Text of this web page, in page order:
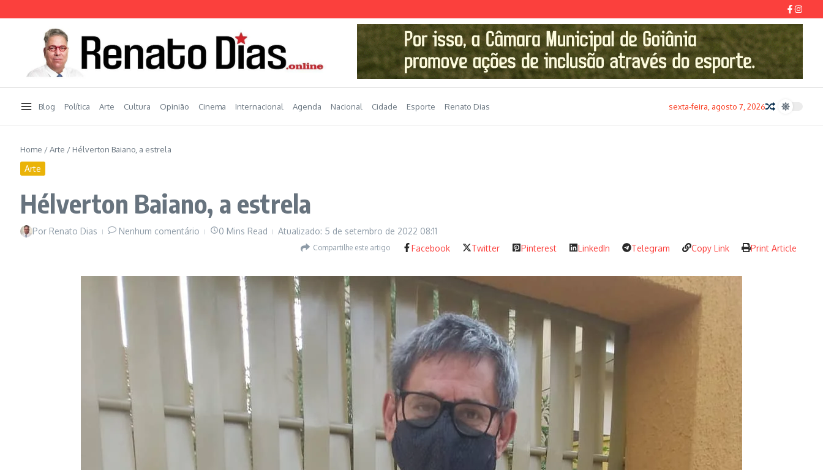
Blog Política Arte Cultura Opinião Cinema Internacional Agenda Nacional Cidade Esporte Renato Dias sexta-feira, agosto 7, 2026
Home /Arte / Hélverton Baiano, a estrela
Arte
Hélverton Baiano, a estrela
Por Renato Dias Nenhum comentário 0 Mins Read Atualizado: 5 de setembro de 2022 08:11
Compartilhe este artigo Facebook Twitter Pinterest LinkedIn Telegram Copy Link Print Article